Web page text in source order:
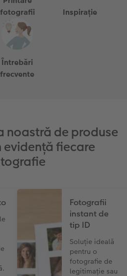
fotografii
Inspirație
Întrebări
frecvente
noastră de produse
evidență fiecare
Fotografii
instant de
tip ID
Soluție ideală
pentru o
fotografie de
legitimație sau